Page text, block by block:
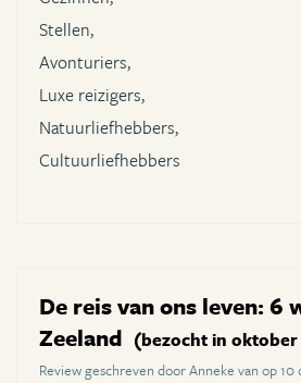
Stellen,
Avonturiers,
Luxe reizigers,
Natuurliefhebbers,
Cultuurliefhebbers
De reis van ons leven: 6
Zeeland (bezocht in oktober
Review geschreven door Anneke van op